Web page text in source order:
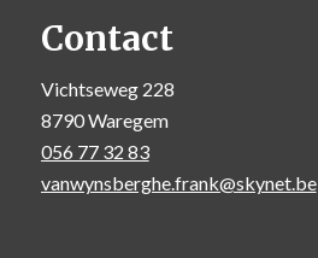
Contact
Vichtseweg 228
8790 Waregem
056 77 32 83
vanwynsberghe.frank@skynet.be